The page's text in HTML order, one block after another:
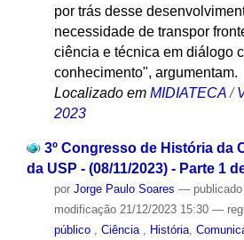
por trás desse
necessidade de transpor
ciência e técnica em diálogo
conhecimento", argumentam.
Localizado em MIDIATECA /
2023
3º Congresso de História da
da USP - (08/11/2023) - Parte 1
por Jorge Paulo Soares — publicado
modificação21/12/2023 15:30 —
público
Ciência História,